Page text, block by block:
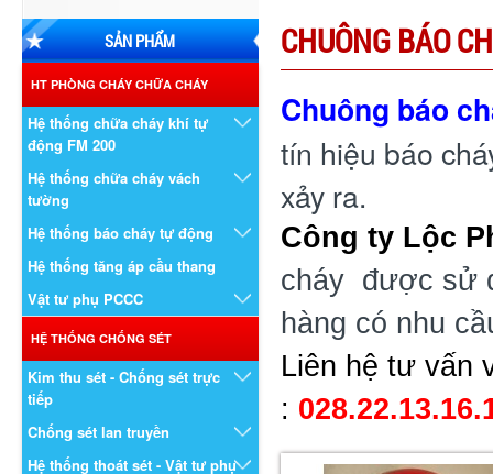
SẢN PHẨM
HT PHÒNG CHÁY CHỮA CHÁY
Hệ thống chữa cháy khí tự
động FM 200
Hệ thống chữa cháy vách
tường
Hệ thống báo cháy tự động
Hệ thống tăng áp cầu thang
Vật tư phụ PCCC
HỆ THỐNG CHỐNG SÉT
Kim thu sét - Chống sét trực
tiếp
Chống sét lan truyền
Hệ thống thoát sét - Vật tư phụ
CHUÔNG BÁO
Chuông báo
tín hiệu báo
xảy ra.
Công ty Lộc
cháy được sử
hàng có nhu
Liên hệ tư vấn
: